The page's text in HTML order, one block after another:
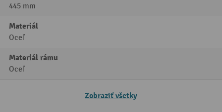
445 mm
Materiál
Oceľ
Materiál rámu
Oceľ
Zobraziť všetky